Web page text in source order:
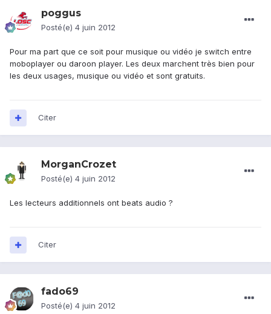
poggus
Posté(e) 4 juin 2012
Pour ma part que ce soit pour musique ou vidéo je switch entre
moboplayer ou daroon player. Les deux marchent très bien pour
les deux usages, musique ou vidéo et sont gratuits.
Citer
MorganCrozet
Posté(e) 4 juin 2012
Les lecteurs additionnels ont beats audio ?
Citer
fado69
Posté(e) 4 juin 2012